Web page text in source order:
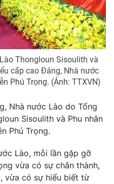
Thongloun Sisoulith và
cấp cao Đảng, Nhà nước
Phú Trọng. (Ảnh: TTXVN)
Nhà nước Lào do Tổng
Sisoulith và Phu nhân
Phú Trọng.
Lào, mỗi lần gặp gỡ
vừa có sự chân thành,
vừa có sự hiểu biết từ